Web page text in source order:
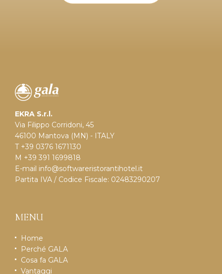
EKRA S.r.l.
Via Filippo Corridoni, 45
46100 Mantova (MN) - ITALY
T +39 0376 1671130
M +39 391 1699818
E-mail info@softwareristorantihotel.it
Partita IVA / Codice Fiscale: 02483290207
MENU
Home
Perché GALA
Cosa fa GALA
Vantaggi